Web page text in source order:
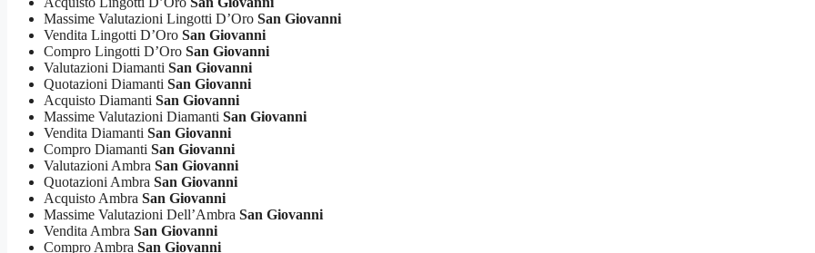
Massime Valutazioni Lingotti D’Oro San Giovanni
Vendita Lingotti D’Oro San Giovanni
Compro Lingotti D’Oro San Giovanni
Valutazioni Diamanti San Giovanni
Quotazioni Diamanti San Giovanni
Acquisto Diamanti San Giovanni
Massime Valutazioni Diamanti San Giovanni
Vendita Diamanti San Giovanni
Compro Diamanti San Giovanni
Valutazioni Ambra San Giovanni
Quotazioni Ambra San Giovanni
Acquisto Ambra San Giovanni
Massime Valutazioni Dell’Ambra San Giovanni
Vendita Ambra San Giovanni
Compro Ambra San Giovanni